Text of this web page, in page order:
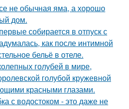
не обычная яма, а хорошо
дом.
собирается в отпуск с
как после интимной
бельё в отеле.
голубей в мире,
голубой кружевной
красными глазами.
с водостоком - это даже не